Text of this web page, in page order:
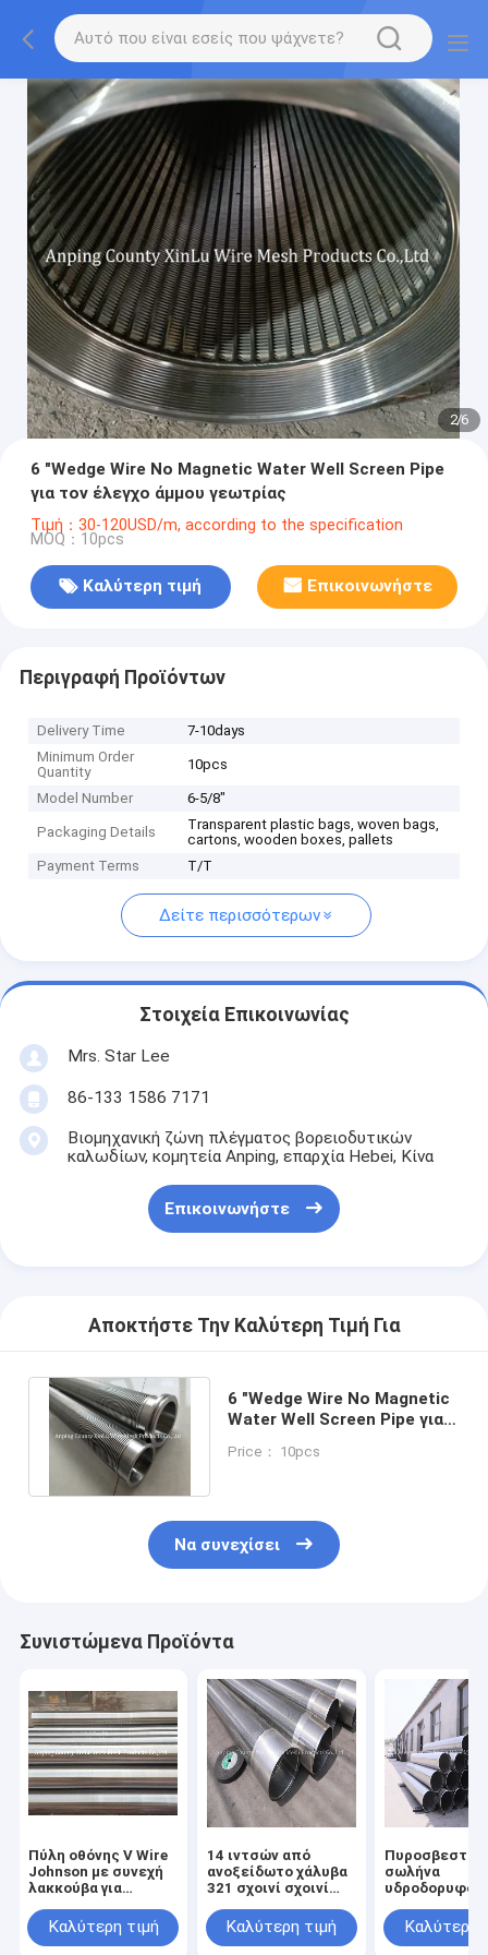
2/6
6 "Wedge Wire No Magnetic Water Well Screen Pipe
για τον έλεγχο άμμου γεωτρίας
Τιμή：30-120USD/m, according to the specification
MOQ：10pcs
Καλύτερη τιμή Επικοινωνήστε
Περιγραφή Προϊόντων
Delivery Time
7-10days
Minimum Order
Quantity
10pcs
Model Number 6-5/8"
Packaging Details
Transparent plastic bags, woven bags,
cartons, wooden boxes, pallets
Payment Terms
T/T
Δείτε περισσότερων
Στοιχεία Επικοινωνίας
Mrs. Star Lee
86-133 1586 7171
Βιομηχανική ζώνη πλέγματος βορειοδυτικών
καλωδίων, κομητεία Anping, επαρχία Hebei, Κίνα
Επικοινωνήστε
Αποκτήστε Την Καλύτερη Τιμή Για
6 "Wedge Wire No Magnetic
Water Well Screen Pipe για
Price： 10pcs
Να συνεχίσει
Συνιστώμενα Προϊόντα
Πύλη οθόνης V Wire
Johnson με συνεχή
λακκούβα για
Καλύτερη τιμή
14 ιντσών από
ανοξείδωτο χάλυβα
321 σχοινί σχοινί
Screen Tube στη
χημική βιομηχανία
Καλύτερη τιμή
σωλήνα
άνθρακα 201/
Καλύτερη